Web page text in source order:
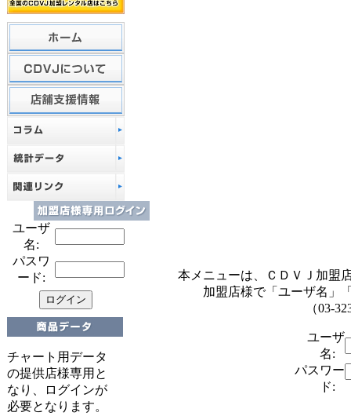
ユーザ
名:
パスワ
ード:
チャート用データ
の提供店様専用と
なり、ログインが
必要となります。
本メニューは、ＣＤＶＪ加盟
加盟店様で「ユーザ名」
（03-
ユーザ
名:
パスワー
ド: